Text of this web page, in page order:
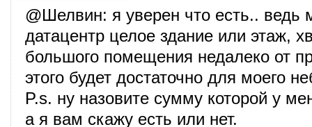
@Шелвин: я уверен что есть.. ведь
датацентр целое здание или этаж,
большого помещения недалеко от
этого будет достаточно для моего
P.s. ну назовите сумму которой у
а я вам скажу есть или нет.